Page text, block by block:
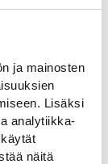
ja mainosten
Lisäksi
analytiikka-
näitä